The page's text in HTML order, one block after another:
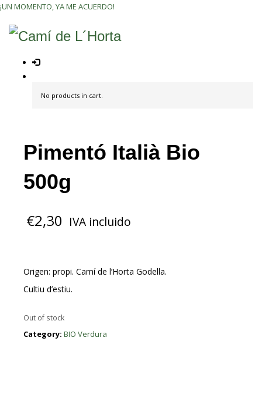
¡UN MOMENTO, YA ME ACUERDO!
No products in cart.
Pimentó Italià Bio
500g
€2,30 IVA incluido
Origen: propi. Camí de l’Horta Godella.
Cultiu d’estiu.
Out of stock
Category: BIO Verdura